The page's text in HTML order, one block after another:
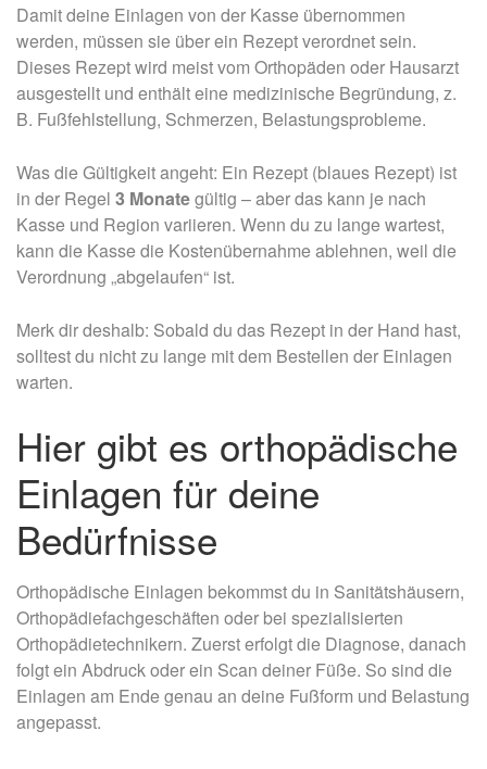
Damit deine Einlagen von der Kasse übernommen
werden, müssen sie über ein Rezept verordnet sein.
Dieses Rezept wird meist vom Orthopäden oder Hausarzt
ausgestellt und enthält eine medizinische Begründung, z.
B. Fußfehlstellung, Schmerzen, Belastungsprobleme.
Was die Gültigkeit angeht: Ein Rezept (blaues Rezept) ist
in der Regel 3 Monategültig – aber das kann je nach
Kasse und Region variieren. Wenn du zu lange wartest,
kann die Kasse die Kostenübernahme ablehnen, weil die
Verordnung „abgelaufen“ ist.
Merk dir deshalb: Sobald du das Rezept in der Hand hast,
solltest du nicht zu lange mit dem Bestellen der Einlagen
warten.
Hier gibt es orthopädische
Einlagen für deine
Bedürfnisse
Orthopädische Einlagen bekommst du in Sanitätshäusern,
Orthopädiefachgeschäften oder bei spezialisierten
Orthopädietechnikern. Zuerst erfolgt die Diagnose, danach
folgt ein Abdruck oder ein Scan deiner Füße. So sind die
Einlagen am Ende genau an deine Fußform und Belastung
angepasst.